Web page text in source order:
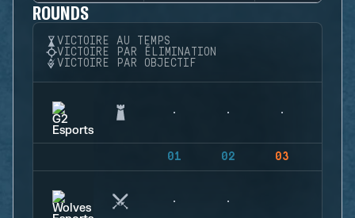
ROUNDS
VICTOIRE AU TEMPS
VICTOIRE PAR ÉLIMINATION
VICTOIRE PAR OBJECTIF
01 02 03